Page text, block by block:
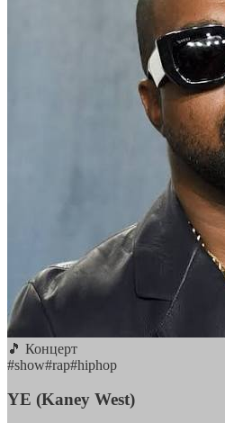
🎵 Концерт
#show#rap#hiphop
YE (Kaney West)